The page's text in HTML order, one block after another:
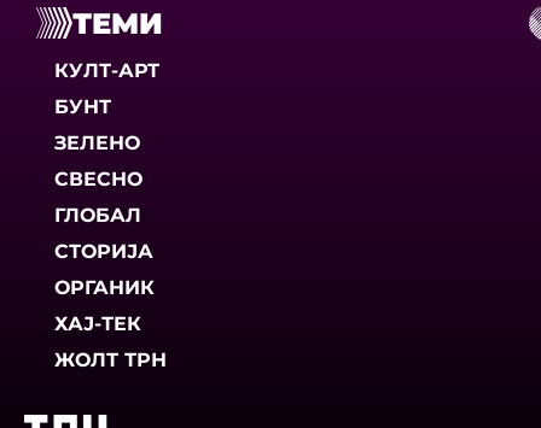
ТЕМИ
КУЛТ-АРТ
БУНТ
ЗЕЛЕНО
СВЕСНО
ГЛОБАЛ
СТОРИЈА
ОРГАНИК
ХАЈ-ТЕК
ЖОЛТ ТРН